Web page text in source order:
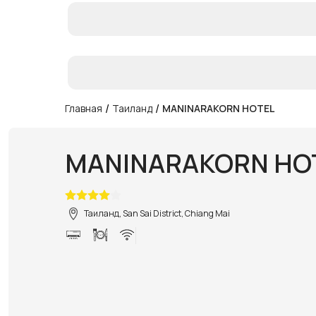
Главная / Таиланд / MANINARAKORN HOTEL
MANINARAKORN
Таиланд, San Sai District, Chiang Mai